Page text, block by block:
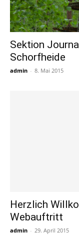
Sektion
Schorfheide
admin - 8. Mai 2015
Herzlich
Webauftritt
admin - 29. April 2015